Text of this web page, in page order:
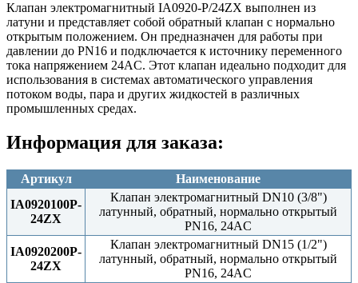
Клапан электромагнитный IA0920-P/24ZX выполнен из
латуни и представляет собой обратный клапан с нормально
открытым положением. Он предназначен для работы при
давлении до PN16 и подключается к источнику переменного
тока напряжением 24AC. Этот клапан идеально подходит для
использования в системах автоматического управления
потоком воды, пара и других жидкостей в различных
промышленных средах.
Информация для заказа:
Артикул
Наименование
IA0920100P-
24ZX
Клапан электромагнитный DN10 (3/8")
латунный, обратный, нормально открытый
PN16, 24AC
IA0920200P-
24ZX
Клапан электромагнитный DN15 (1/2")
латунный, обратный, нормально открытый
PN16, 24AC